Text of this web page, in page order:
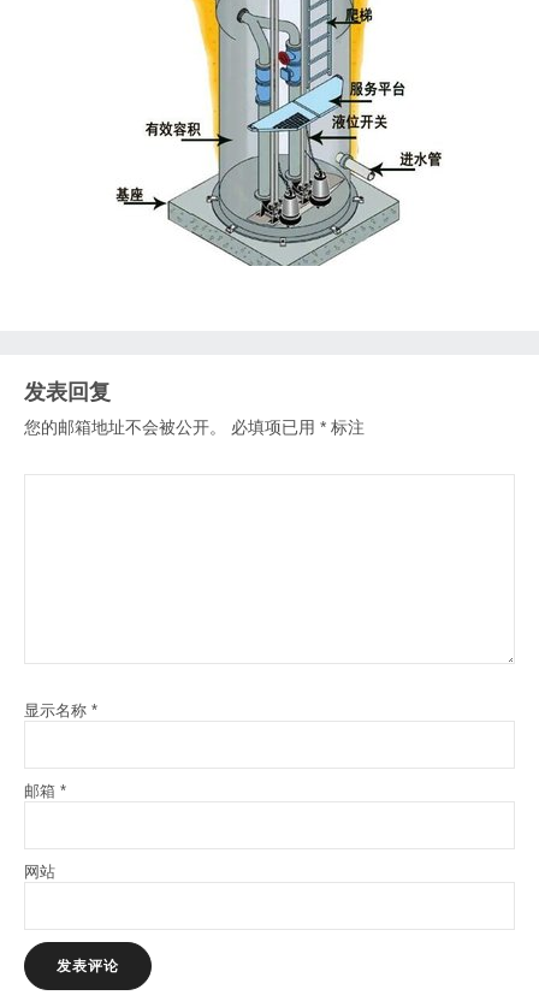
发表回复
您的邮箱地址不会被公开。 必填项已用 * 标注
显示名称 *
邮箱 *
网站